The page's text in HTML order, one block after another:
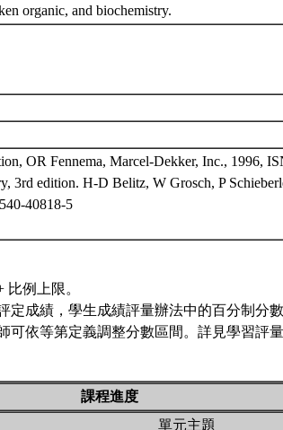
organic, and biochemistry.
OR Fennema, Marcel-Dekker, Inc., 1996,
3rd edition. H-D Belitz, W Grosch, P
40818-5
例上限。
定成績，學生成績評量辦法中的百分制分
可依等第定義調整分數區間。詳見學習評
課程進度
單元主題